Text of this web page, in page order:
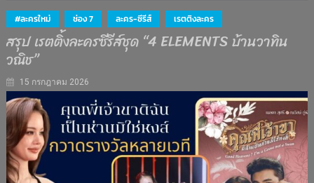
#ละครใหม่ ช่อง 7 ละคร-ซีรีส์ เรตติงละคร
สรุป เรตติ้งละครซีรีส์ชุด “4 ELEMENTS บ้านวาทิน
วณิช”
15 กรกฎาคม 2026